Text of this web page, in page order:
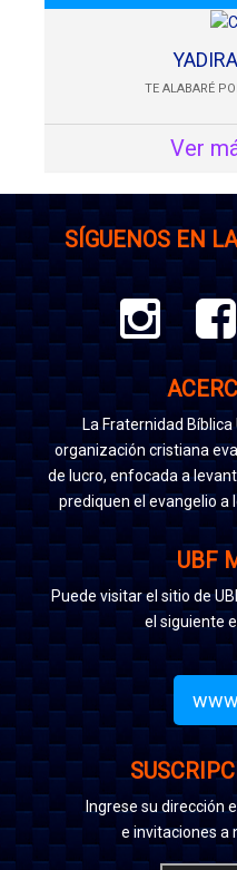
TE ALABARÉ
Ver
SÍGUENOS EN
La Fraternidad
organización cristiana
de lucro, enfocada a
prediquen el evangelio a
UBF
Puede visitar el sitio de
el siguiente
Ingrese su dirección
e invitaciones a